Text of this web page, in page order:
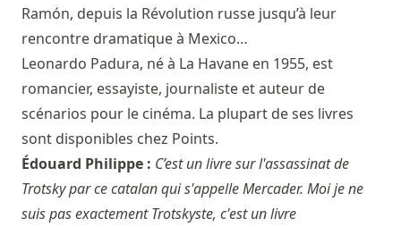
Ramón, depuis la Révolution russe jusqu’à leur
rencontre dramatique à Mexico…
Leonardo Padura, né à La Havane en 1955, est
romancier, essayiste, journaliste et auteur de
scénarios pour le cinéma. La plupart de ses livres
sont disponibles chez Points.
Édouard Philippe : C’est un livre sur l'assassinat de
Trotsky par ce catalan qui s'appelle Mercader. Moi je ne
suis pas exactement Trotskyste, c'est un livre